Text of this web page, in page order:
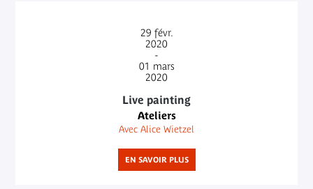
29 févr.
2020
-
01 mars
2020
Live painting
Ateliers
Avec Alice Wietzel
EN SAVOIR PLUS